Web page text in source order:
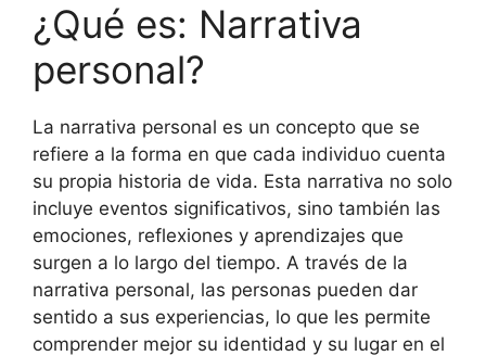
¿Qué es: Narrativa
personal?
La narrativa personal es un concepto que se
refiere a la forma en que cada individuo cuenta
su propia historia de vida. Esta narrativa no solo
incluye eventos significativos, sino también las
emociones, reflexiones y aprendizajes que
surgen a lo largo del tiempo. A través de la
narrativa personal, las personas pueden dar
sentido a sus experiencias, lo que les permite
comprender mejor su identidad y su lugar en el